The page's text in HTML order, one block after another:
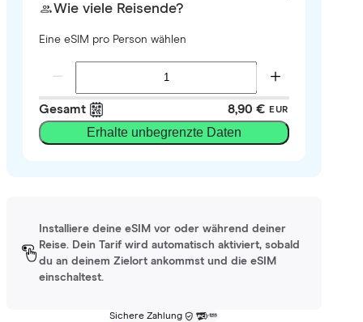
Wie viele Reisende?
Eine eSIM pro Person wählen
Gesamt 8,90 € EUR
Erhalte unbegrenzte Daten
Installiere deine eSIM vor oder während deiner
Reise. Dein Tarif wird automatisch aktiviert, sobald
du an deinem Zielort ankommst und die eSIM
einschaltest.
Sichere Zahlung